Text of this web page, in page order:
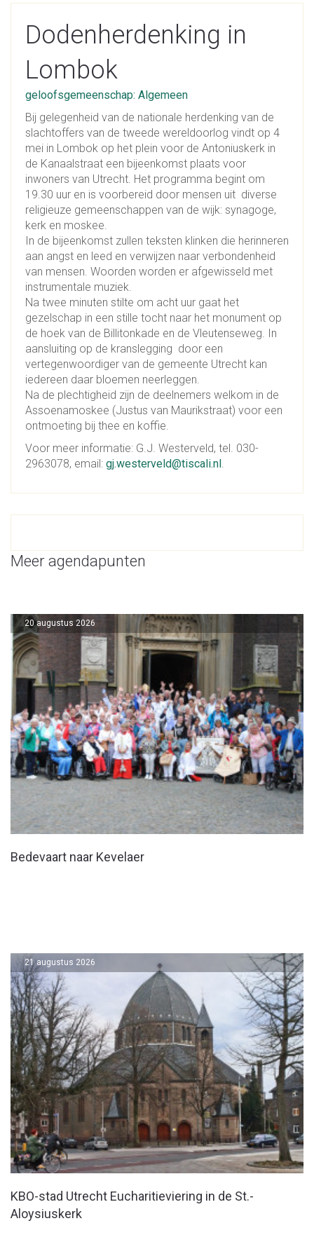
Dodenherdenking in
Lombok
geloofsgemeenschap: Algemeen
Bij gelegenheid van de nationale herdenking van de
slachtoffers van de tweede wereldoorlog vindt op 4
mei in Lombok op het plein voor de Antoniuskerk in
de Kanaalstraat een bijeenkomst plaats voor
inwoners van Utrecht. Het programma begint om
19.30 uur en is voorbereid door mensen uit diverse
religieuze gemeenschappen van de wijk: synagoge,
kerk en moskee.
In de bijeenkomst zullen teksten klinken die herinneren
aan angst en leed en verwijzen naar verbondenheid
van mensen. Woorden worden er afgewisseld met
instrumentale muziek.
Na twee minuten stilte om acht uur gaat het
gezelschap in een stille tocht naar het monument op
de hoek van de Billitonkade en de Vleutenseweg. In
aansluiting op de kranslegging door een
vertegenwoordiger van de gemeente Utrecht kan
iedereen daar bloemen neerleggen.
Na de plechtigheid zijn de deelnemers welkom in de
Assoenamoskee (Justus van Maurikstraat) voor een
ontmoeting bij thee en koffie.
Voor meer informatie: G.J. Westerveld, tel. 030-
2963078, email: gj.westerveld@tiscali.nl.
Meer agendapunten
Bedevaart naar Kevelaer
20 augustus 2026
KBO-stad Utrecht Eucharitieviering in de St.-
Aloysiuskerk
21 augustus 2026